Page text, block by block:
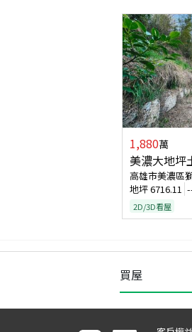
1,880萬
美濃大地坪
高雄市美濃區
地坪6716.11
2D/3D看屋
買屋